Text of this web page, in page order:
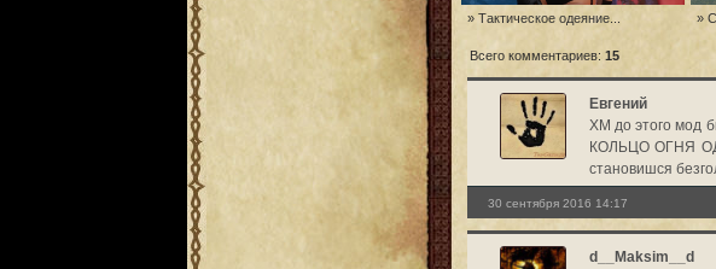
» Тактическое одеяние... »
Всего комментариев: 15
Евгений
ХМ до этого мод
КОЛЬЦО ОГНЯ
становишся
30 сентября 2016 14:17
d__Maksim__d